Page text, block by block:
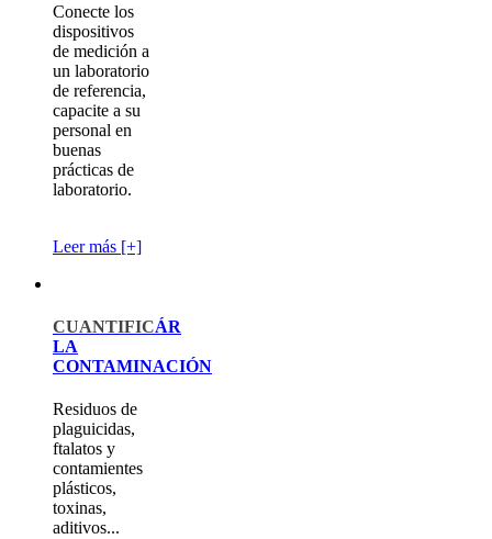
Conecte los
dispositivos
de medición a
un laboratorio
de referencia,
capacite a su
personal en
buenas
prácticas de
laboratorio.
Leer más [+]
CUANTIFICÁR
LA
CONTAMINACIÓN
Residuos de
plaguicidas,
ftalatos y
contamientes
plásticos,
toxinas,
aditivos...